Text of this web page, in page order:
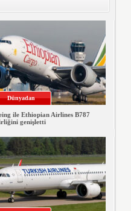
Dünyadan
ile Ethiopian Airlines B787
genişletti